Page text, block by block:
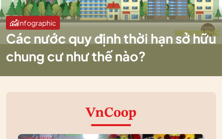
Infographic
Các nước quy định thời hạn sở hữu
chung cư như thế nào?
VnCoop